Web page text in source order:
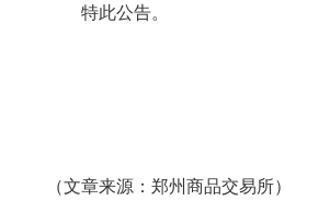
特此公告。
（文章来源：郑州商品交易所）